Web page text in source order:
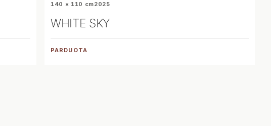
140 × 110 cm2025
WHITE SKY
PARDUOTA